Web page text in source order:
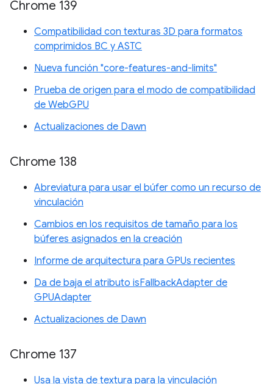
Chrome 139
Compatibilidad con texturas 3D para formatos
comprimidos BC y ASTC
Nueva función "core-features-and-limits"
Prueba de origen para el modo de compatibilidad
de WebGPU
Actualizaciones de Dawn
Chrome 138
Abreviatura para usar el búfer como un recurso de
vinculación
Cambios en los requisitos de tamaño para los
búferes asignados en la creación
Informe de arquitectura para GPUs recientes
Da de baja el atributo isFallbackAdapter de
GPUAdapter
Actualizaciones de Dawn
Chrome 137
Usa la vista de textura para la vinculación